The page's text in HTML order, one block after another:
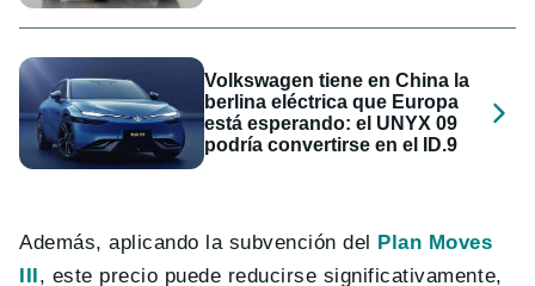
Volkswagen tiene en China la
berlina eléctrica que Europa
está esperando: el UNYX 09
podría convertirse en el ID.9
Además, aplicando la subvención del Plan Moves
III, este precio puede reducirse significativamente,